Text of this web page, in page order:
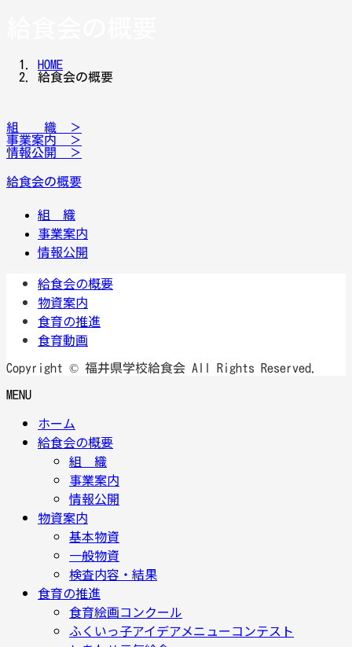
HOME
給食会の概要
組 織 ＞
事業案内 ＞
情報公開 ＞
給食会の概要
組 織
事業案内
情報公開
給食会の概要
物資案内
食育の推進
食育動画
Copyright © 福井県学校給食会 All Rights Reserved.
MENU
ホーム
給食会の概要
組 織
事業案内
情報公開
物資案内
基本物資
一般物資
検査内容・結果
食育の推進
食育絵画コンクール
ふくいっ子アイデアメニューコンテスト